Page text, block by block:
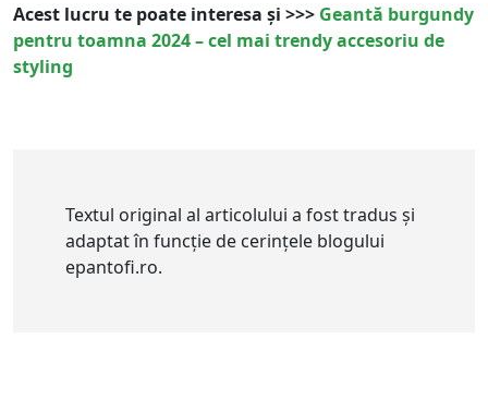
Acest lucru te poate interesa și >>> Geantă burgundy
pentru toamna 2024 – cel mai trendy accesoriu de
styling
Textul original al articolului a fost tradus și
adaptat în funcție de cerințele blogului
epantofi.ro.